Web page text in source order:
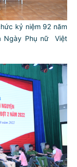
kỷ niệm 92 năm
Ngày Phụ nữ Việt